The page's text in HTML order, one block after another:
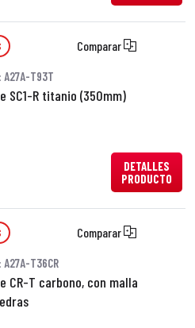
Comparar
A27A-T93T
SC1-R titanio (350mm)
DETALLES
PRODUCTO
Comparar
A27A-T36CR
CR-T carbono, con malla